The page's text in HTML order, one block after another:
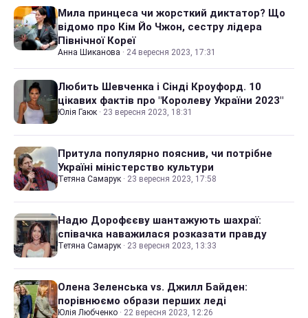
Мила принцеса чи жорсткий диктатор? Що
відомо про Кім Йо Чжон, сестру лідера
Північної Кореї
Анна Шиканова · 24 вересня 2023, 17:31
Любить Шевченка і Сінді Кроуфорд. 10
цікавих фактів про "Королеву України 2023"
Юлія Гаюк · 23 вересня 2023, 18:31
Притула популярно пояснив, чи потрібне
Україні міністерство культури
Тетяна Самарук · 23 вересня 2023, 17:58
Надю Дорофєєву шантажують шахраї:
співачка наважилася розказати правду
Тетяна Самарук · 23 вересня 2023, 13:33
Олена Зеленська vs. Джилл Байден:
порівнюємо образи перших леді
Юлія Любченко · 22 вересня 2023, 12:26